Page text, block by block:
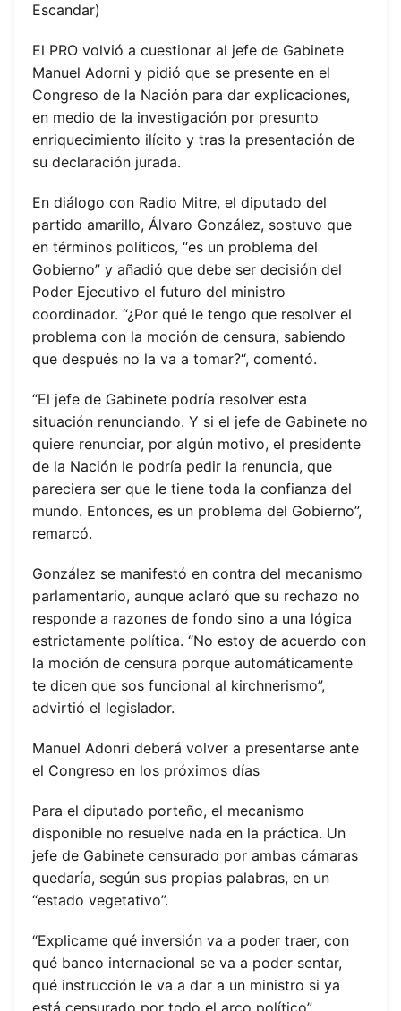
Escandar)
El PRO volvió a cuestionar al jefe de Gabinete
Manuel Adorni y pidió que se presente en el
Congreso de la Nación para dar explicaciones,
en medio de la investigación por presunto
enriquecimiento ilícito y tras la presentación de
su declaración jurada.
En diálogo con Radio Mitre, el diputado del
partido amarillo, Álvaro González, sostuvo que
en términos políticos, “es un problema del
Gobierno” y añadió que debe ser decisión del
Poder Ejecutivo el futuro del ministro
coordinador. “¿Por qué le tengo que resolver el
problema con la moción de censura, sabiendo
que después no la va a tomar?“, comentó.
“El jefe de Gabinete podría resolver esta
situación renunciando. Y si el jefe de Gabinete no
quiere renunciar, por algún motivo, el presidente
de la Nación le podría pedir la renuncia, que
pareciera ser que le tiene toda la confianza del
mundo. Entonces, es un problema del Gobierno”,
remarcó.
González se manifestó en contra del mecanismo
parlamentario, aunque aclaró que su rechazo no
responde a razones de fondo sino a una lógica
estrictamente política. “No estoy de acuerdo con
la moción de censura porque automáticamente
te dicen que sos funcional al kirchnerismo”,
advirtió el legislador.
Manuel Adonri deberá volver a presentarse ante
el Congreso en los próximos días
Para el diputado porteño, el mecanismo
disponible no resuelve nada en la práctica. Un
jefe de Gabinete censurado por ambas cámaras
quedaría, según sus propias palabras, en un
“estado vegetativo”.
“Explicame qué inversión va a poder traer, con
qué banco internacional se va a poder sentar,
qué instrucción le va a dar a un ministro si ya